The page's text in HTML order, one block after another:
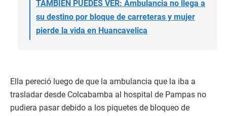
TAMBIÉN PUEDES VER: Ambulancia no llega a
su destino por bloque de carreteras y mujer
pierde la vida en Huancavelica
Ella pereció luego de que la ambulancia que la iba a
trasladar desde Colcabamba al hospital de Pampas no
pudiera pasar debido a los piquetes de bloqueo de